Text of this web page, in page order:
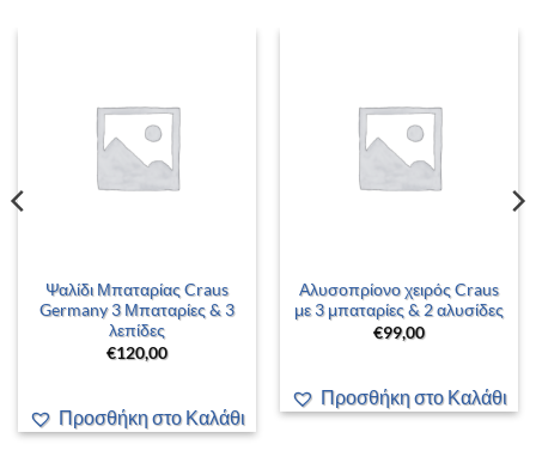
Ψαλίδι Μπαταρίας Craus
Germany 3 Μπαταρίες & 3
λεπίδες
€120,00
Προσθήκη στο Καλάθι
Αλυσοπρίονο χειρός Craus
με 3 μπαταρίες & 2 αλυσίδες
€99,00
Προσθήκη στο Καλάθι